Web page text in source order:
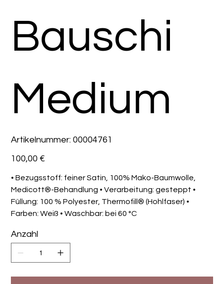
Bauschi
Medium
Artikelnummer: Artikelnummer:
00004761
00004761
Preis
100,00 €
• Bezugsstoff: feiner Satin, 100% Mako-Baumwolle,
Medicott®-Behandlung • Verarbeitung: gesteppt •
Füllung: 100 % Polyester, Thermofill® (Hohlfaser) •
Farben: Weiß • Waschbar: bei 60 °C
Anzahl